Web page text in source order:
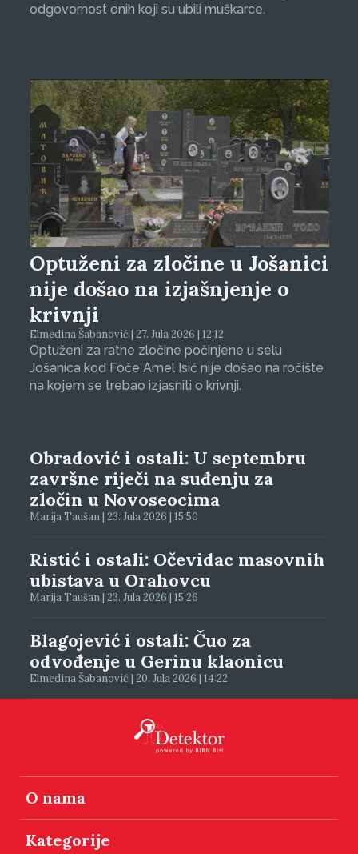
odgovornost onih koji su ubili muškarce.
Optuženi za zločine u Jošanici
nije došao na izjašnjenje o
krivnji
Elmedina Šabanović | 27. Jula 2026 | 12:12
Optuženi za ratne zločine počinjene u selu
Jošanica kod Foče Amel Isić nije došao na ročište
na kojem se trebao izjasniti o krivnji.
Obradović i ostali: U septembru
završne riječi na suđenju za
zločin u Novoseocima
Marija Taušan | 23. Jula 2026 | 15:50
Ristić i ostali: Očevidac masovnih
ubistava u Orahovcu
Marija Taušan | 23. Jula 2026 | 15:26
Blagojević i ostali: Čuo za
odvođenje u Gerinu klaonicu
Elmedina Šabanović | 20. Jula 2026 | 14:22
O nama
Kategorije